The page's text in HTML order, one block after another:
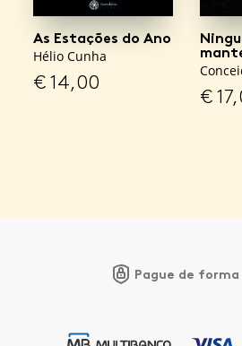
As Estações do Ano
Hélio Cunha
€14,00
€
Pague de forma